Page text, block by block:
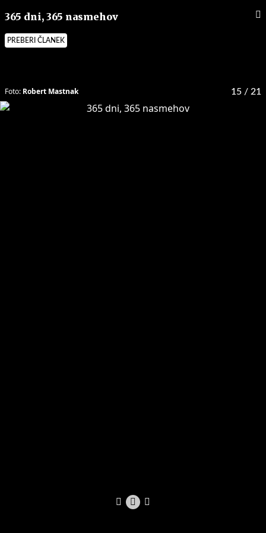
365 dni, 365 nasmehov
PREBERI ČLANEK
15 / 21
Foto: Robert Mastnak